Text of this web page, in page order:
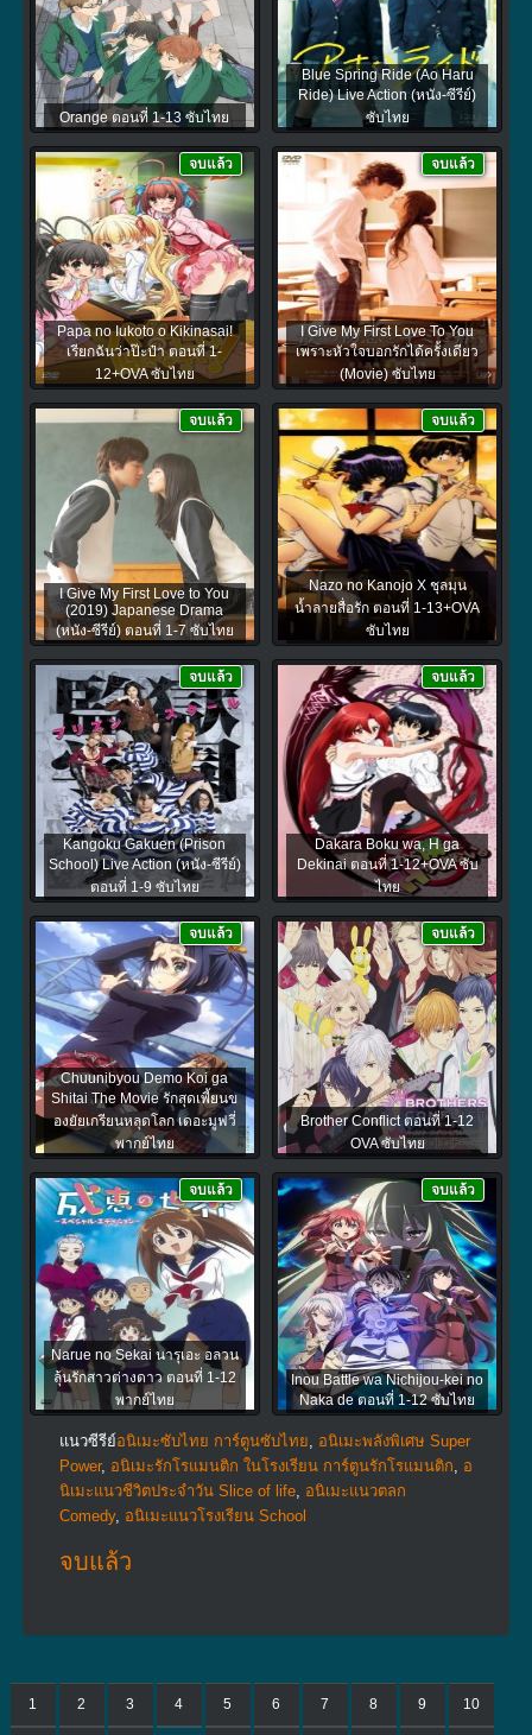
Orange ตอนที่ 1-13 ซับไทย
Blue Spring Ride (Ao Haru
Ride) Live Action (หนัง-ซีรีย์)
ซับไทย
Papa no Iukoto o Kikinasai!
เรียกฉันว่าป๊ะป๋า ตอนที่ 1-
12+OVA ซับไทย
จบแล้ว
I Give My First Love To You
เพราะหัวใจบอกรักได้ครั้งเดียว
(Movie) ซับไทย
จบแล้ว
I Give My First Love to You
(2019) Japanese Drama
(หนัง-ซีรีย์) ตอนที่ 1-7 ซับไทย
จบแล้ว
Nazo no Kanojo X ชุลมุน
น้ำลายสื่อรัก ตอนที่ 1-13+OVA
ซับไทย
จบแล้ว
Kangoku Gakuen (Prison
School) Live Action (หนัง-ซีรีย์)
ตอนที่ 1-9 ซับไทย
จบแล้ว
Dakara Boku wa, H ga
Dekinai ตอนที่ 1-12+OVA ซับ
ไทย
จบแล้ว
Chuunibyou Demo Koi ga
Shitai The Movie รักสุดเพี้ยนข
องยัยเกรียนหลุดโลก เดอะมูฟวี่
พากย์ไทย
จบแล้ว
Brother Conflict ตอนที่ 1-12
OVA ซับไทย
จบแล้ว
Narue no Sekai นารุเอะ อลวน
ลุ้นรักสาวต่างดาว ตอนที่ 1-12
พากย์ไทย
จบแล้ว
Inou Battle wa Nichijou-kei no
Naka de ตอนที่ 1-12 ซับไทย
จบแล้ว
แนวซีรีย์อนิเมะซับไทย การ์ตูนซับไทย, อนิเมะพลังพิเศษ Super
Power, อนิเมะรักโรแมนติก ในโรงเรียน การ์ตูนรักโรแมนติก, อ
นิเมะแนวชีวิตประจําวัน Slice of life, อนิเมะแนวตลก
Comedy, อนิเมะแนวโรงเรียน School
จบแล้ว
1 2 3 4 5 6 7 8 9 10